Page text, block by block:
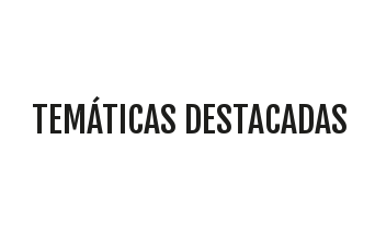
TEMÁTICAS DESTACADAS